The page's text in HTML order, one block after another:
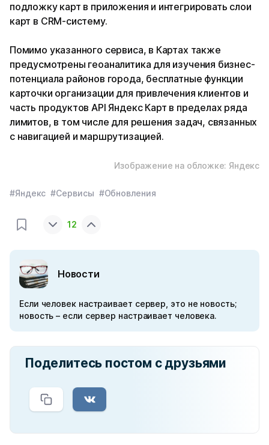
подложку карт в приложения и интегрировать слои
карт в CRM-систему.
Помимо указанного сервиса, в Картах также
предусмотрены геоаналитика для изучения бизнес-
потенциала районов города, бесплатные функции
карточки организации для привлечения клиентов и
часть продуктов API Яндекс Карт в пределах ряда
лимитов, в том числе для решения задач, связанных
с навигацией и маршрутизацией.
Изображение на обложке: Яндекс
#Яндекс #Сервисы #Обновления
12
Новости
Если человек настраивает сервер, это не новость;
новость – если сервер настраивает человека.
Поделитесь постом с друзьями